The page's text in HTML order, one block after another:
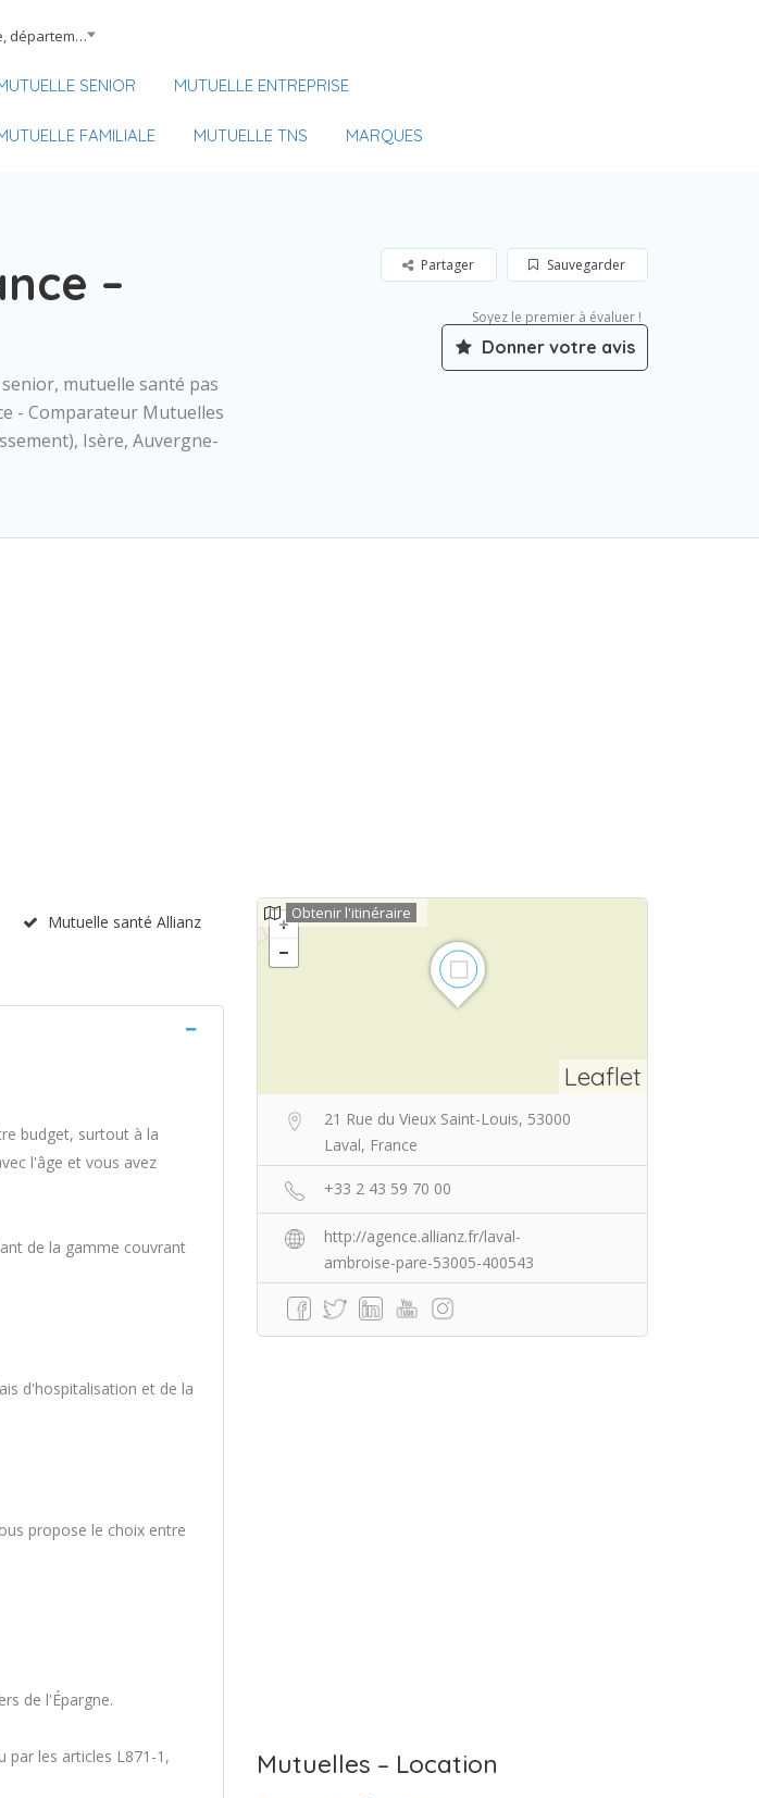
Ville, département, région
SENIOR MUTUELLE ENTREPRISE
FAMILIALE MUTUELLE TNS MARQUES
–
mutuelle santé pas
- Comparateur Mutuelles
Isère, Auvergne-
Sauvegarder
Partager
Soyez le premier à évaluer !
Donner votre avis
Mutuelle santé Allianz
budget, surtout à la
l'âge et vous avez
de la gamme couvrant
d'hospitalisation et de la
propose le choix entre
de l'Épargne.
par les articles L871-1,
Leaflet
Obtenir l'itinéraire
21 Rue du Vieux Saint-Louis, 53000
Laval, France
+33 2 43 59 70 00
http://agence.allianz.fr/laval-
ambroise-pare-53005-400543
Mutuelles – Location